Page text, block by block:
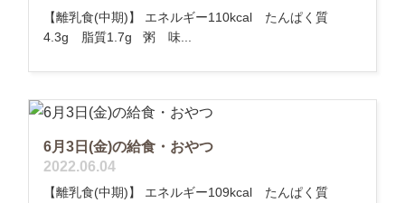
【離乳食(中期)】 エネルギー110kcal たんぱく質
4.3g 脂質1.7g 粥 味...
6月3日(金)の給食・おやつ
2022.06.04
【離乳食(中期)】 エネルギー109kcal たんぱく質